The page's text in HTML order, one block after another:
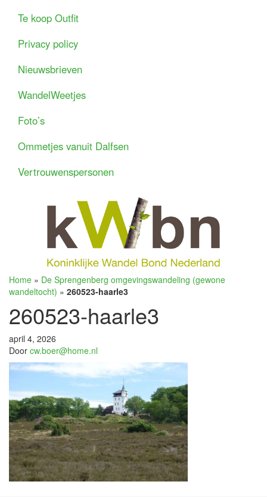
Te koop Outfit
Privacy policy
Nieuwsbrieven
WandelWeetjes
Foto’s
Ommetjes vanuit Dalfsen
Vertrouwenspersonen
Home » De Sprengenberg omgevingswandeling (gewone
wandeltocht) » 260523-haarle3
260523-haarle3
april 4, 2026
Door cw.boer@home.nl